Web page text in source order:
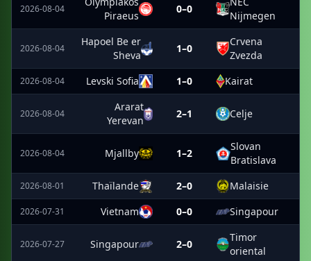
2026-08-04
Piraeus
0–0
Nijmegen
2026-08-04
Hapoel Be er
Sheva
1–0
Crvena
Zvezda
2026-08-04 Levski Sofia 1–0 Kairat
2026-08-04
Ararat
Yerevan
2–1 Celje
2026-08-04 Mjallby 1–2
Slovan
Bratislava
2026-08-01 Thaïlande 2–0 Malaisie
2026-07-31 Vietnam 0–0 Singapour
2026-07-27 Singapour 2–0
Timor
oriental